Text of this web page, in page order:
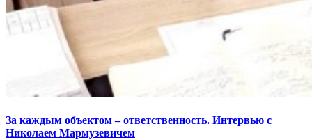
За каждым объектом – ответственность. Интервью с
Николаем Мармузевичем